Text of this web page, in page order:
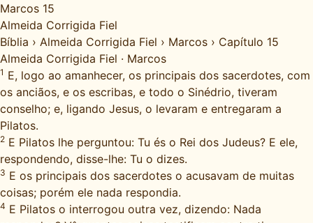
Marcos 15
Almeida Corrigida Fiel
Bíblia › Almeida Corrigida Fiel › Marcos › Capítulo 15
Almeida Corrigida Fiel · Marcos
1 E, logo ao amanhecer, os principais dos sacerdotes, com
os anciãos, e os escribas, e todo o Sinédrio, tiveram
conselho; e, ligando Jesus, o levaram e entregaram a
Pilatos.
2 E Pilatos lhe perguntou: Tu és o Rei dos Judeus? E ele,
respondendo, disse-lhe: Tu o dizes.
3 E os principais dos sacerdotes o acusavam de muitas
coisas; porém ele nada respondia.
4 E Pilatos o interrogou outra vez, dizendo: Nada